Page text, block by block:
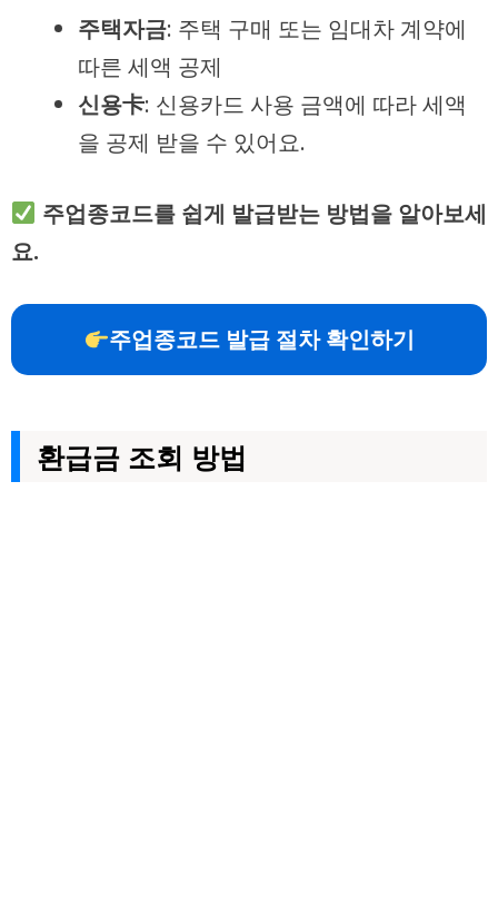
주택자금: 주택 구매 또는 임대차 계약에
따른 세액 공제
신용卡: 신용카드 사용 금액에 따라 세액
을 공제 받을 수 있어요.
주업종코드를 쉽게 발급받는 방법을 알아보세
요.
주업종코드 발급 절차 확인하기
환급금 조회 방법